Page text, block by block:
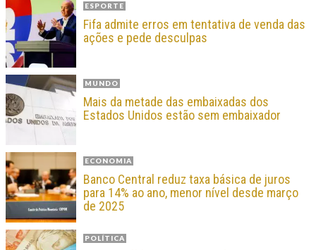
ESPORTE
Fifa admite erros em tentativa de venda das
ações e pede desculpas
MUNDO
Mais da metade das embaixadas dos
Estados Unidos estão sem embaixador
ECONOMIA
Banco Central reduz taxa básica de juros
para 14% ao ano, menor nível desde março
de 2025
POLÍTICA